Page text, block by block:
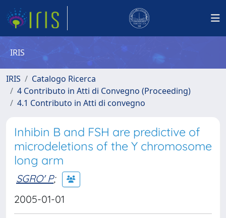
IRIS
IRIS
Catalogo Ricerca
4 Contributo in Atti di Convegno (Proceeding)
4.1 Contributo in Atti di convegno
Inhibin B and FSH are predictive of
microdeletions of the Y chromosome
long arm
SGRO' P;
2005-01-01